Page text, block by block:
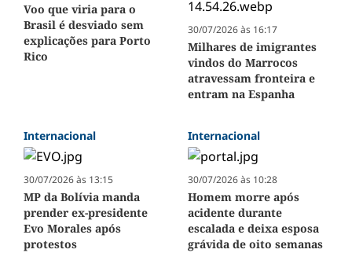
Voo que viria para o
Brasil é desviado sem
explicações para Porto
Rico
30/07/2026 às 16:17
Milhares de imigrantes
vindos do Marrocos
atravessam fronteira e
entram na Espanha
Internacional
30/07/2026 às 13:15
MP da Bolívia manda
prender ex-presidente
Evo Morales após
protestos
Internacional
30/07/2026 às 10:28
Homem morre após
acidente durante
escalada e deixa esposa
grávida de oito semanas